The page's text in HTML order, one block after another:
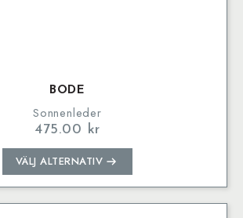
BODE
Sonnenleder
475.00 kr
VÄLJ ALTERNATIV
Den
här
produkten
har